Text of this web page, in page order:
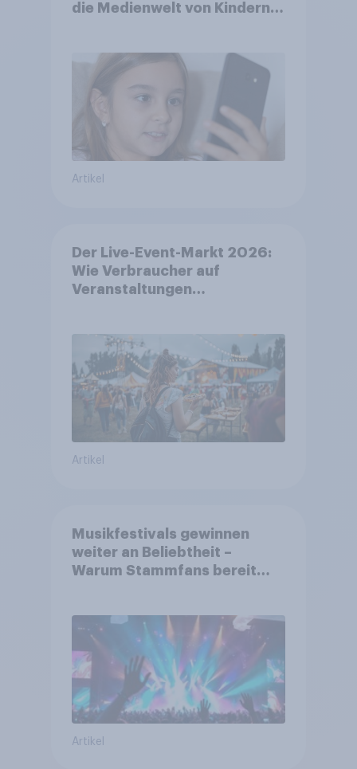
die Medienwelt von Kindern
Artikel
Der Live-Event-Markt 2026:
Wie Verbraucher auf
Veranstaltungen
Artikel
Musikfestivals gewinnen
weiter an Beliebtheit –
Warum Stammfans bereit
Artikel